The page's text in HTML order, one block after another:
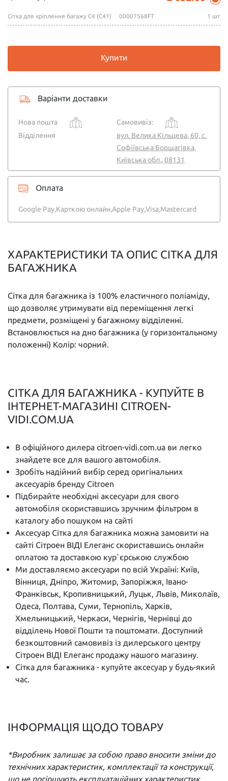
Сітка для кріплення багажу C4 (С41) 00007568FT 1 шт
Купити
Варіанти доставки
Нова пошта
Самовивіз:
Відділення
вул. Велика Кільцева, 60, с.
Софіївська Борщагівка,
Київська обл., 08131
Оплата
Google Pay,Карткою онлайн,Apple Pay,Visa,Mastercard
ХАРАКТЕРИСТИКИ ТА ОПИС СІТКА ДЛЯ
БАГАЖНИКА
Сітка для багажника із 100% еластичного поліаміду,
що дозволяє утримувати від переміщення легкі
предмети, розміщені у багажному відділенні.
Встановлюється на дно багажника (у горизонтальному
положенні) Колір: чорний.
СІТКА ДЛЯ БАГАЖНИКА - КУПУЙТЕ В
ІНТЕРНЕТ-МАГАЗИНІ CITROEN-
VIDI.COM.UA
В офіційного дилера citroen-vidi.com.ua ви легко
знайдете все для вашого автомобіля.
Зробіть надійний вибір серед оригінальних
аксесуарів бренду Citroen
Підбирайте необхідні аксесуари для свого
автомобіля скориставшись зручним фільтром в
каталогу або пошуком на сайті
Аксесуар Сітка для багажника можна замовити на
сайті Сітроен ВІДІ Елеганс скориставшись онлайн
оплатою та доставкою кур`єрською службою
Ми доставляємо аксесуари по всій Україні: Київ,
Вінниця, Дніпро, Житомир, Запоріжжя, Івано-
Франківськ, Кропивницький, Луцьк, Львів, Миколаїв,
Одеса, Полтава, Суми, Тернопіль, Харків,
Хмельницький, Черкаси, Чернігів, Чернівці до
відділень Нової Пошти та поштомати. Доступний
безкоштовний самовивіз із дилерського центру
Сітроен ВІДІ Елеганс продажу нашого магазину.
Сітка для багажника - купуйте аксесуар у будь-який
час.
ІНФОРМАЦІЯ ЩОДО ТОВАРУ
*Виробник залишає за собою право вносити зміни до
технічних характеристик, комплектації та конструкції,
що не погіршують експлуатаційних характеристик